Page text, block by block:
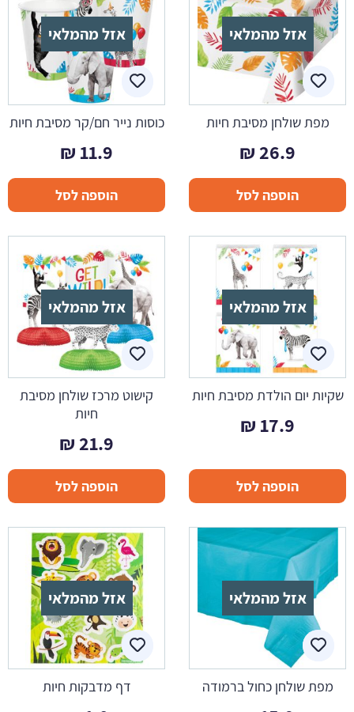
אזל מהמלאי
מפת שולחן מסיבת חיות
26.9
₪
הוספה לסל
אזל מהמלאי
כוסות נייר חם/קר מסיבת חיות
11.9
₪
הוספה לסל
אזל מהמלאי
שקיות יום הולדת מסיבת חיות
17.9
₪
הוספה לסל
אזל מהמלאי
קישוט מרכז שולחן מסיבת
חיות
21.9
₪
הוספה לסל
אזל מהמלאי
מפת שולחן כחול ברמודה
אזל מהמלאי
דף מדבקות חיות